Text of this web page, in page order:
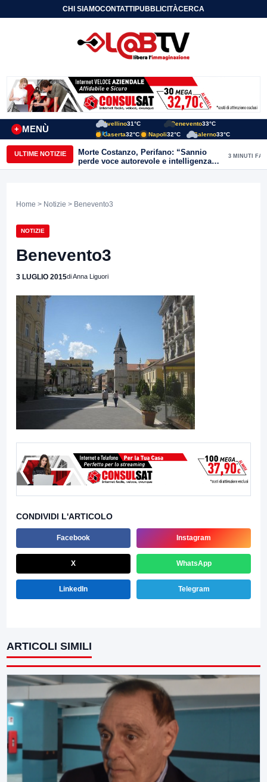
CHI SIAMOCONTATTIPUBBLICITÀCERCA
MENÙ
+
Avellino31°C Benevento33°C
Caserta32°C Napoli32°C Salerno33°C
ULTIME NOTIZIE
Morte Costanzo, Perifano: “Sannio
perde voce autorevole e intelligenza
critica”
3 MINUTI FA
Home > Notizie > Benevento3
NOTIZIE
Benevento3
3 LUGLIO 2015di Anna Liguori
CONDIVIDI L'ARTICOLO
Facebook Instagram
X WhatsApp
LinkedIn Telegram
ARTICOLI SIMILI